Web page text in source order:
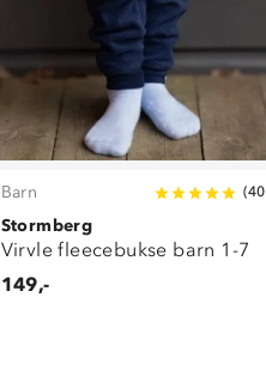
Barn (40
Stormberg
Virvle fleecebukse barn 1-7
149,-